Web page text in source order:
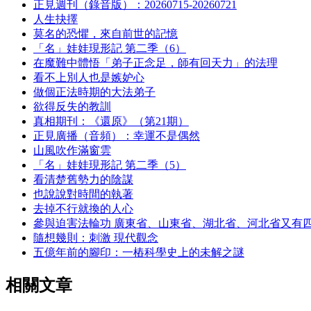
正見週刊（錄音版）：20260715-20260721
人生抉擇
莫名的恐懼，來自前世的記憶
「名」娃娃現形記 第二季（6）
在魔難中體悟「弟子正念足，師有回天力」的法理
看不上別人也是嫉妒心
做個正法時期的大法弟子
欲得反失的教訓
真相期刊：《還原》（第21期）
正見廣播（音頻）：幸運不是偶然
山風吹作滿窗雲
「名」娃娃現形記 第二季（5）
看清楚舊勢力的陰謀
也說說對時間的執著
去掉不行就換的人心
參與迫害法輪功 廣東省、山東省、湖北省、河北省又有
隨想幾則：刺激 現代觀念
五億年前的腳印：一樁科學史上的未解之謎
相關文章